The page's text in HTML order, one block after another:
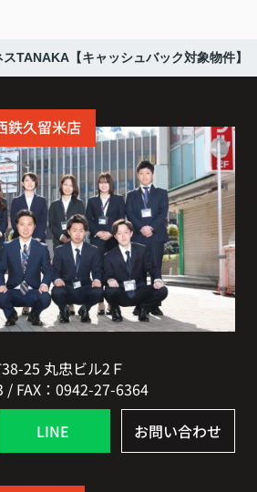
スTANAKA【キャッシュバック対象物件】
鉄久留米店
25 丸忠ビル2Ｆ
/ FAX：0942-27-6364
LINE お問い合わせ